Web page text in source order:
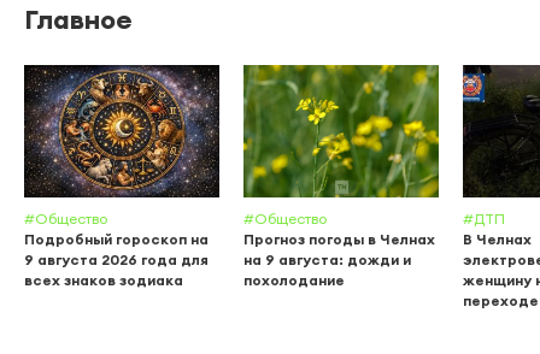
Главное
#Общество
Подробный гороскоп на
9 августа 2026 года для
всех знаков зодиака
#Общество
Прогноз погоды в Челнах
на 9 августа: дожди и
похолодание
#ДТП
В Челнах
женщину
переходе